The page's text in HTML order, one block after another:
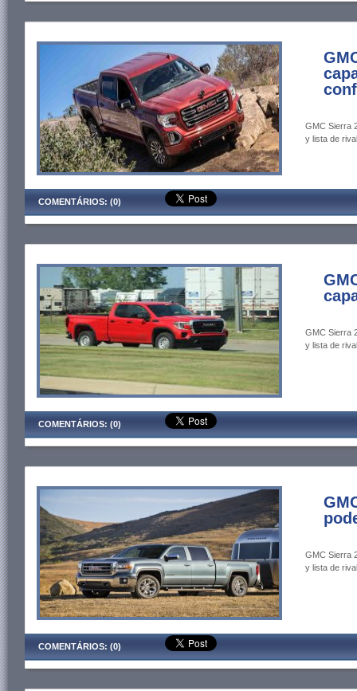
GMC Sierra
y lista de
COMENTÁRIOS: (0)
GMC Sierra
y lista de
COMENTÁRIOS: (0)
GMC Sierra
y lista de
COMENTÁRIOS: (0)